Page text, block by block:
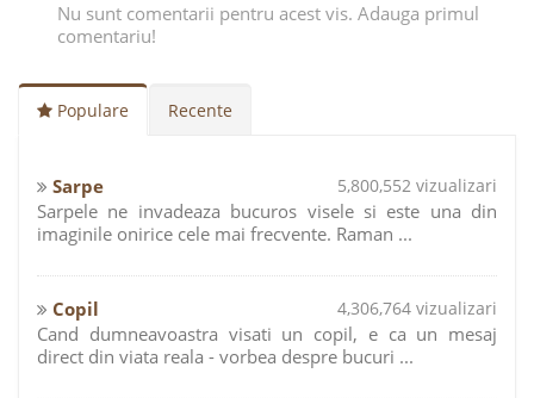
Nu sunt comentarii pentru acest vis. Adauga primul
comentariu!
Populare Recente
Sarpe 5,800,552 vizualizari
Sarpele ne invadeaza bucuros visele si este una din
imaginile onirice cele mai frecvente. Raman ...
Copil 4,306,764 vizualizari
Cand dumneavoastra visati un copil, e ca un mesaj
direct din viata reala - vorbea despre bucuri ...